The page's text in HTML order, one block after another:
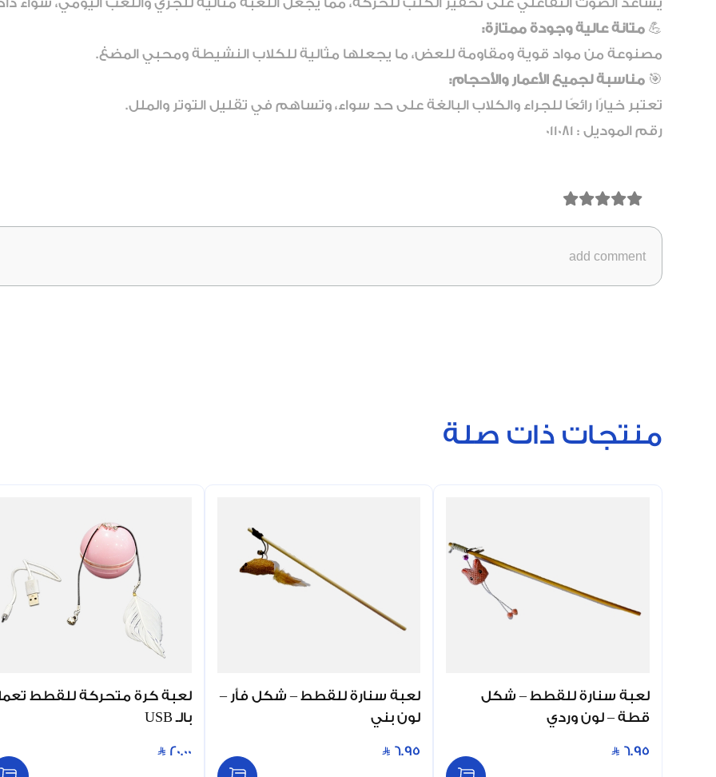
💪متانة عالية وجودة ممتازة:
مصنوعة من مواد قوية ومقاومة للعض، ما يجعلها مثالية للكلاب النشيطة ومحبي المضغ.
🎯مناسبة لجميع الأعمار والأحجام:
تعتبر خيارًا رائعًا للجراء والكلاب البالغة على حد سواء، وتساهم في تقليل التوتر والملل.
رقم الموديل : 011081
منتجات ذات صلة
لعبة سنارة للقطط – شكل
قطة – لون وردي
6.95
لعبة سنارة للقطط – شكل فأر –
لون بني
6.95
لعبة كرة متحركة للقطط
بالـ USB
20.00